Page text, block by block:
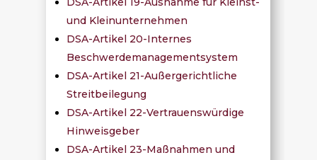
und Kleinunternehmen
DSA-Artikel 20-Internes
Beschwerdemanagementsystem
DSA-Artikel 21-Außergerichtliche
Streitbeilegung
DSA-Artikel 22-Vertrauenswürdige
Hinweisgeber
DSA-Artikel 23-Maßnahmen und